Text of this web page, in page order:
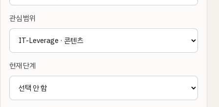
관심 범위
현재 단계